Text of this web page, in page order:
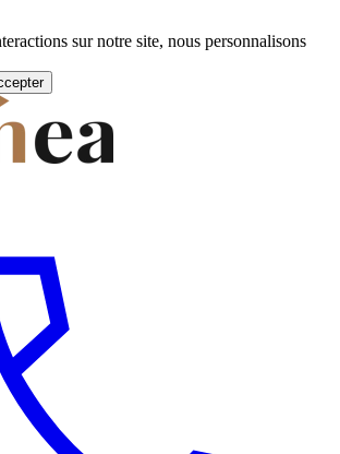
sur notre site, nous personnalisons